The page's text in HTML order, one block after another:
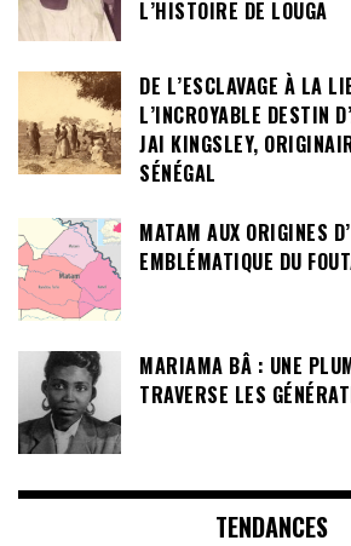
L’HISTOIRE DE LOUGA
DE L’ESCLAVAGE À LA
L’INCROYABLE DESTIN
JAI KINGSLEY,
SÉNÉGAL
MATAM AUX ORIGINES
EMBLÉMATIQUE DU
MARIAMA BÂ : UNE
TRAVERSE LES
TENDANCES